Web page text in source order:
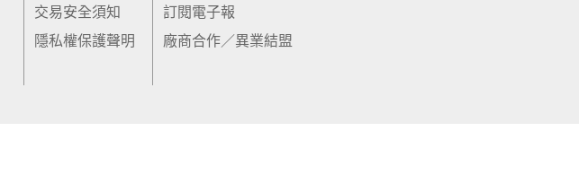
交易安全須知
隱私權保護聲明
訂閱電子報
廠商合作／異業結盟